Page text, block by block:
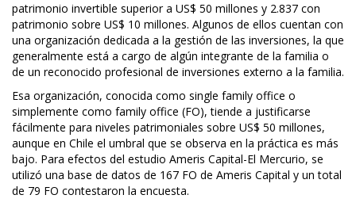
patrimonio invertible superior a US$ 50 millones y 2.837 con
patrimonio sobre US$ 10 millones. Algunos de ellos cuentan con
una organización dedicada a la gestión de las inversiones, la que
generalmente está a cargo de algún integrante de la familia o
de un reconocido profesional de inversiones externo a la familia.
Esa organización, conocida como single family office o
simplemente como family office (FO), tiende a justificarse
fácilmente para niveles patrimoniales sobre US$ 50 millones,
aunque en Chile el umbral que se observa en la práctica es más
bajo. Para efectos del estudio Ameris Capital-El Mercurio, se
utilizó una base de datos de 167 FO de Ameris Capital y un total
de 79 FO contestaron la encuesta.